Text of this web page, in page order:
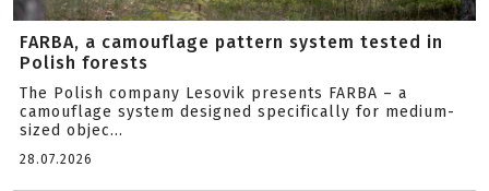
FARBA, a camouflage pattern system tested in
Polish forests
The Polish company Lesovik presents FARBA – a
camouflage system designed specifically for medium-
sized objec...
28.07.2026